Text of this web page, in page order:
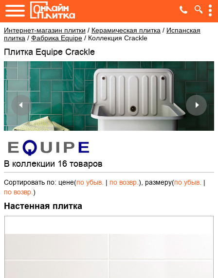
Интернет-магазин плитки / Керамическая плитка / Испанская
плитка / Фабрика Equipe/ Коллекция Crackle
Плитка Equipe Crackle
В коллекции 16 товаров
Сортировать по: цене(по убыв. | по возвр.), размеру(по убыв. |
по возвр.)
Настенная плитка